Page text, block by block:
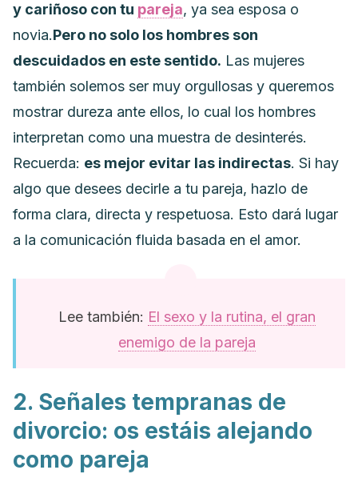
y cariñoso con tu pareja, ya sea esposa o
novia.Pero no solo los hombres son
descuidados en este sentido. Las mujeres
también solemos ser muy orgullosas y queremos
mostrar dureza ante ellos, lo cual los hombres
interpretan como una muestra de desinterés.
Recuerda: es mejor evitar las indirectas. Si hay
algo que desees decirle a tu pareja, hazlo de
forma clara, directa y respetuosa. Esto dará lugar
a la comunicación fluida basada en el amor.
Lee también: El sexo y la rutina, el gran
enemigo de la pareja
2. Señales tempranas de
divorcio: os estáis alejando
como pareja